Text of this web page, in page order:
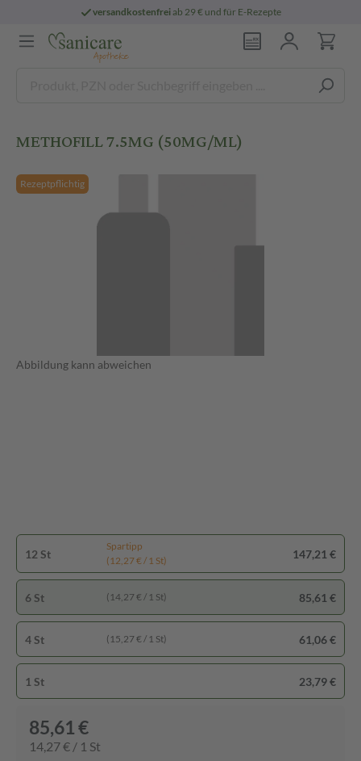
versandkostenfreiab 29 € und für E-Rezepte
METHOFILL 7.5MG (50MG/ML)
Rezeptpflichtig
Abbildung kann abweichen
12 St
Spartipp
(12,27 € / 1 St)
147,21 €
6 St (14,27 € / 1 St) 85,61 €
4 St (15,27 € / 1 St) 61,06 €
1 St 23,79 €
85,61 €
14,27 € / 1 St